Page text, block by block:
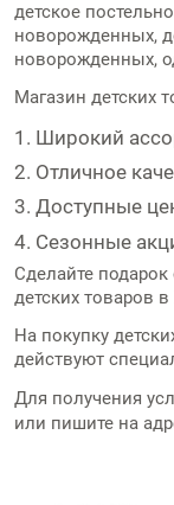
детское
новорожденных,
новорожденных,
Магазин детских
Широкий
Отличное
Доступные
Сезонные
Сделайте
детских товаров
На покупку
действуют
Для получения
или пишите на